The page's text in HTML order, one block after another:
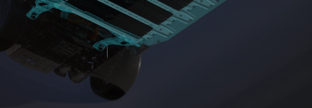
0:02 / 0:16